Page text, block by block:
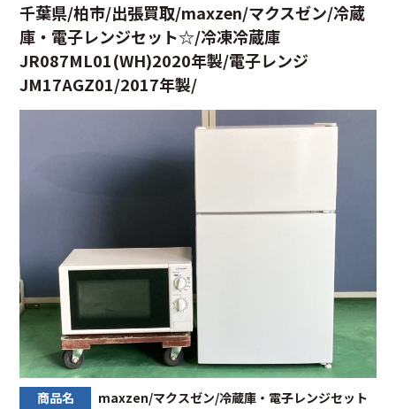
千葉県/柏市/出張買取/maxzen/マクスゼン/冷蔵
庫・電子レンジセット☆/冷凍冷蔵庫
JR087ML01(WH)2020年製/電子レンジ
JM17AGZ01/2017年製/
商品名
maxzen/マクスゼン/冷蔵庫・電子レンジセット